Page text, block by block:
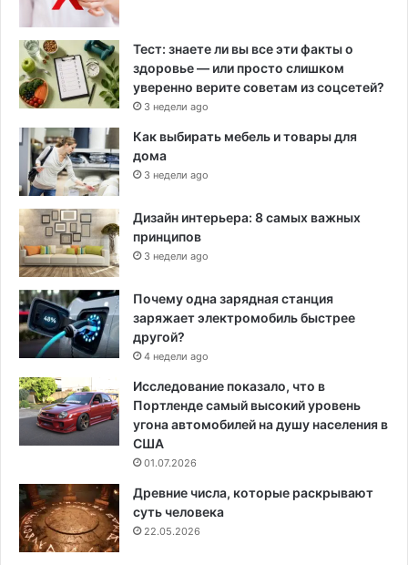
Тест: знаете ли вы все эти факты о
здоровье — или просто слишком
уверенно верите советам из соцсетей?
3 недели ago
Как выбирать мебель и товары для
дома
3 недели ago
Дизайн интерьера: 8 самых важных
принципов
3 недели ago
Почему одна зарядная станция
заряжает электромобиль быстрее
другой?
4 недели ago
Исследование показало, что в
Портленде самый высокий уровень
угона автомобилей на душу населения в
США
01.07.2026
Древние числа, которые раскрывают
суть человека
22.05.2026